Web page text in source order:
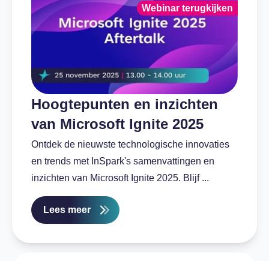
Hoogtepunten en inzichten
van Microsoft Ignite 2025
Ontdek de nieuwste technologische innovaties
en trends met InSpark's samenvattingen en
inzichten van Microsoft Ignite 2025. Blijf ...
Lees meer
Webinar terugkijken